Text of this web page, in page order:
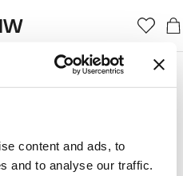
content and ads, to
and to analyse our traffic.
Weiche Materialien,
– Atemzug für Atemzug.